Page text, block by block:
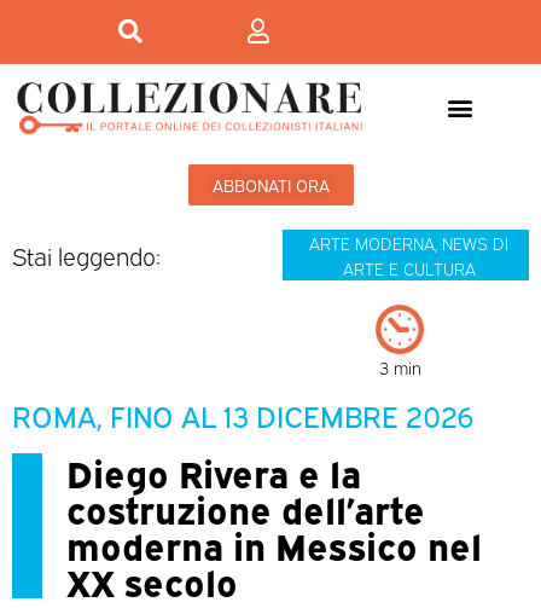
ABBONATI ORA
Stai leggendo: ARTE MODERNA NEWS DI
ARTE E CULTURA
3 min
ROMA, FINO AL 13 DICEMBRE 2026
Diego Rivera e la
costruzione dell’arte
moderna in Messico nel
XX secolo